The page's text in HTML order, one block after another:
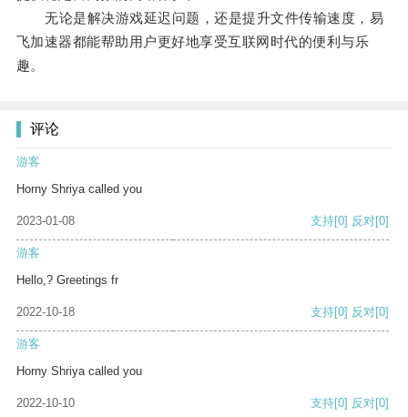
无论是解决游戏延迟问题，还是提升文件传输速度，易
飞加速器都能帮助用户更好地享受互联网时代的便利与乐
趣。
评论
游客
Horny Shriya called you
2023-01-08 支持[0] 反对[0]
游客
Hello,? Greetings fr
2022-10-18 支持[0] 反对[0]
游客
Horny Shriya called you
2022-10-10 支持[0] 反对[0]